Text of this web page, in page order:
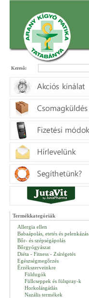
Keresõ:
Termékkategóriák
Allergia ellen
Babaápolás, etetés és pelenkázás
Bőr- és szépségápolás
Bőrgyógyászat
Diéta - Fitness - Zsírégetés
Egészségmegőrzés
Érzékszerveinkre
Füldugók
Füllcseppek és fülspray-k
Horkolásgátlás
Nazális termékek